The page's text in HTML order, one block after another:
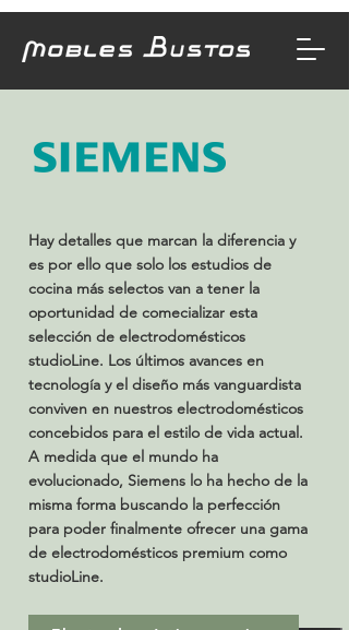
Hay detalles que marcan la diferencia y
es por ello que solo los estudios de
cocina más selectos van a tener la
oportunidad de comecializar esta
selección de electrodomésticos
studioLine. Los últimos avances en
tecnología y el diseño más vanguardista
conviven en nuestros electrodomésticos
concebidos para el estilo de vida actual.
A medida que el mundo ha
evolucionado, Siemens lo ha hecho de la
misma forma buscando la perfección
para poder finalmente ofrecer una gama
de electrodomésticos premium como
studioLine.